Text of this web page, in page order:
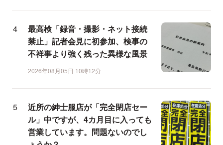
最高検「録音・撮影・ネット接続
禁止」記者会見に初参加、検事の
不祥事より強く残った異様な風景
2026年08月05日 10時12分
近所の紳士服店が「完全閉店セー
ル」中ですが、4カ月目に入っても
営業しています。問題ないのでし